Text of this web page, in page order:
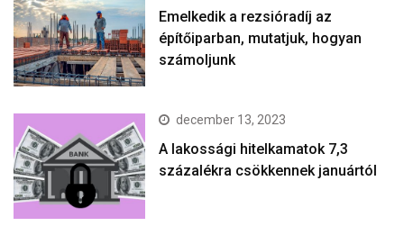
Emelkedik a rezsióradíj az
építőiparban, mutatjuk, hogyan
számoljunk
december 13, 2023
A lakossági hitelkamatok 7,3
százalékra csökkennek januártól